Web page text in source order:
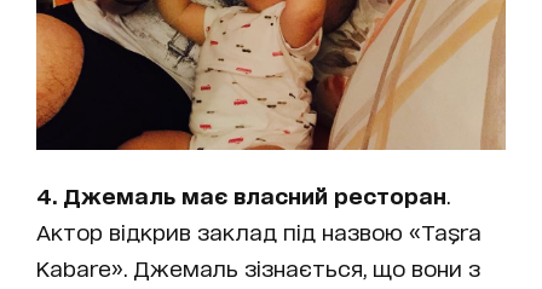
4. Джемаль має власний ресторан
Актор відкрив заклад під назвою «Taşra
Kabare». Джемаль зізнається, що вони з